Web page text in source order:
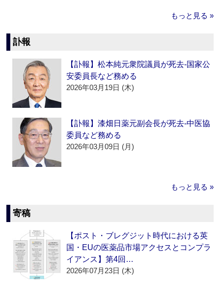
もっと見る »
訃報
【訃報】松本純元衆院議員が死去‐国家公
安委員長など務める
2026年03月19日 (木)
【訃報】漆畑日薬元副会長が死去‐中医協
委員など務める
2026年03月09日 (月)
もっと見る »
寄稿
【ポスト・ブレグジット時代における英
国・EUの医薬品市場アクセスとコンプラ
イアンス】第4回…
2026年07月23日 (木)